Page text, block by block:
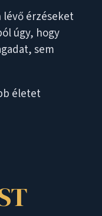
lévő érzéseket
úgy, hogy
sem
életet